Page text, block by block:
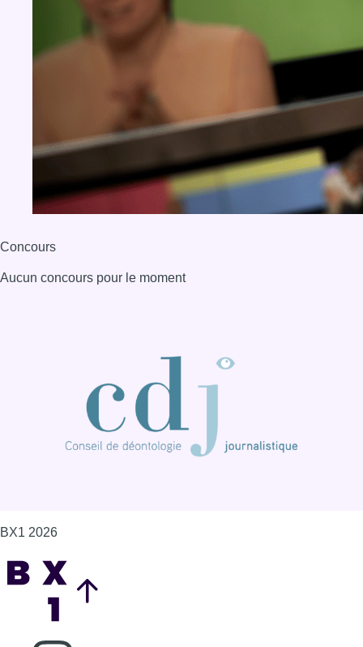
Concours
Aucun concours pour le moment
BX1 2026